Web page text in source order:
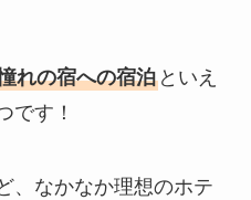
れの宿への宿泊といえ
です！
、なかなか理想のホテ